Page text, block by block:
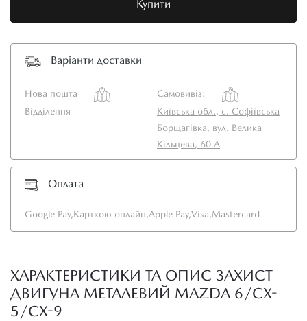
Купити
Варіанти доставки
Нова пошта
Самовивіз:
Відділення
Київська обл., с. Софіївська
Борщагівка, вул. Велика
Кільцева, 60 А
Оплата
Google Pay,Карткою онлайн,Apple Pay,Visa,Mastercard
ХАРАКТЕРИСТИКИ ТА ОПИС ЗАХИСТ
ДВИГУНА МЕТАЛЕВИЙ MAZDA 6/CX-
5/CX-9